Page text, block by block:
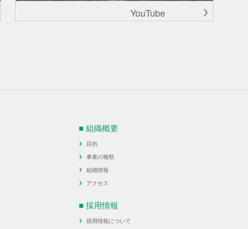
YouTube
■ 組織概要
目的
事業の種類
組織情報
アクセス
■ 採用情報
採用情報について